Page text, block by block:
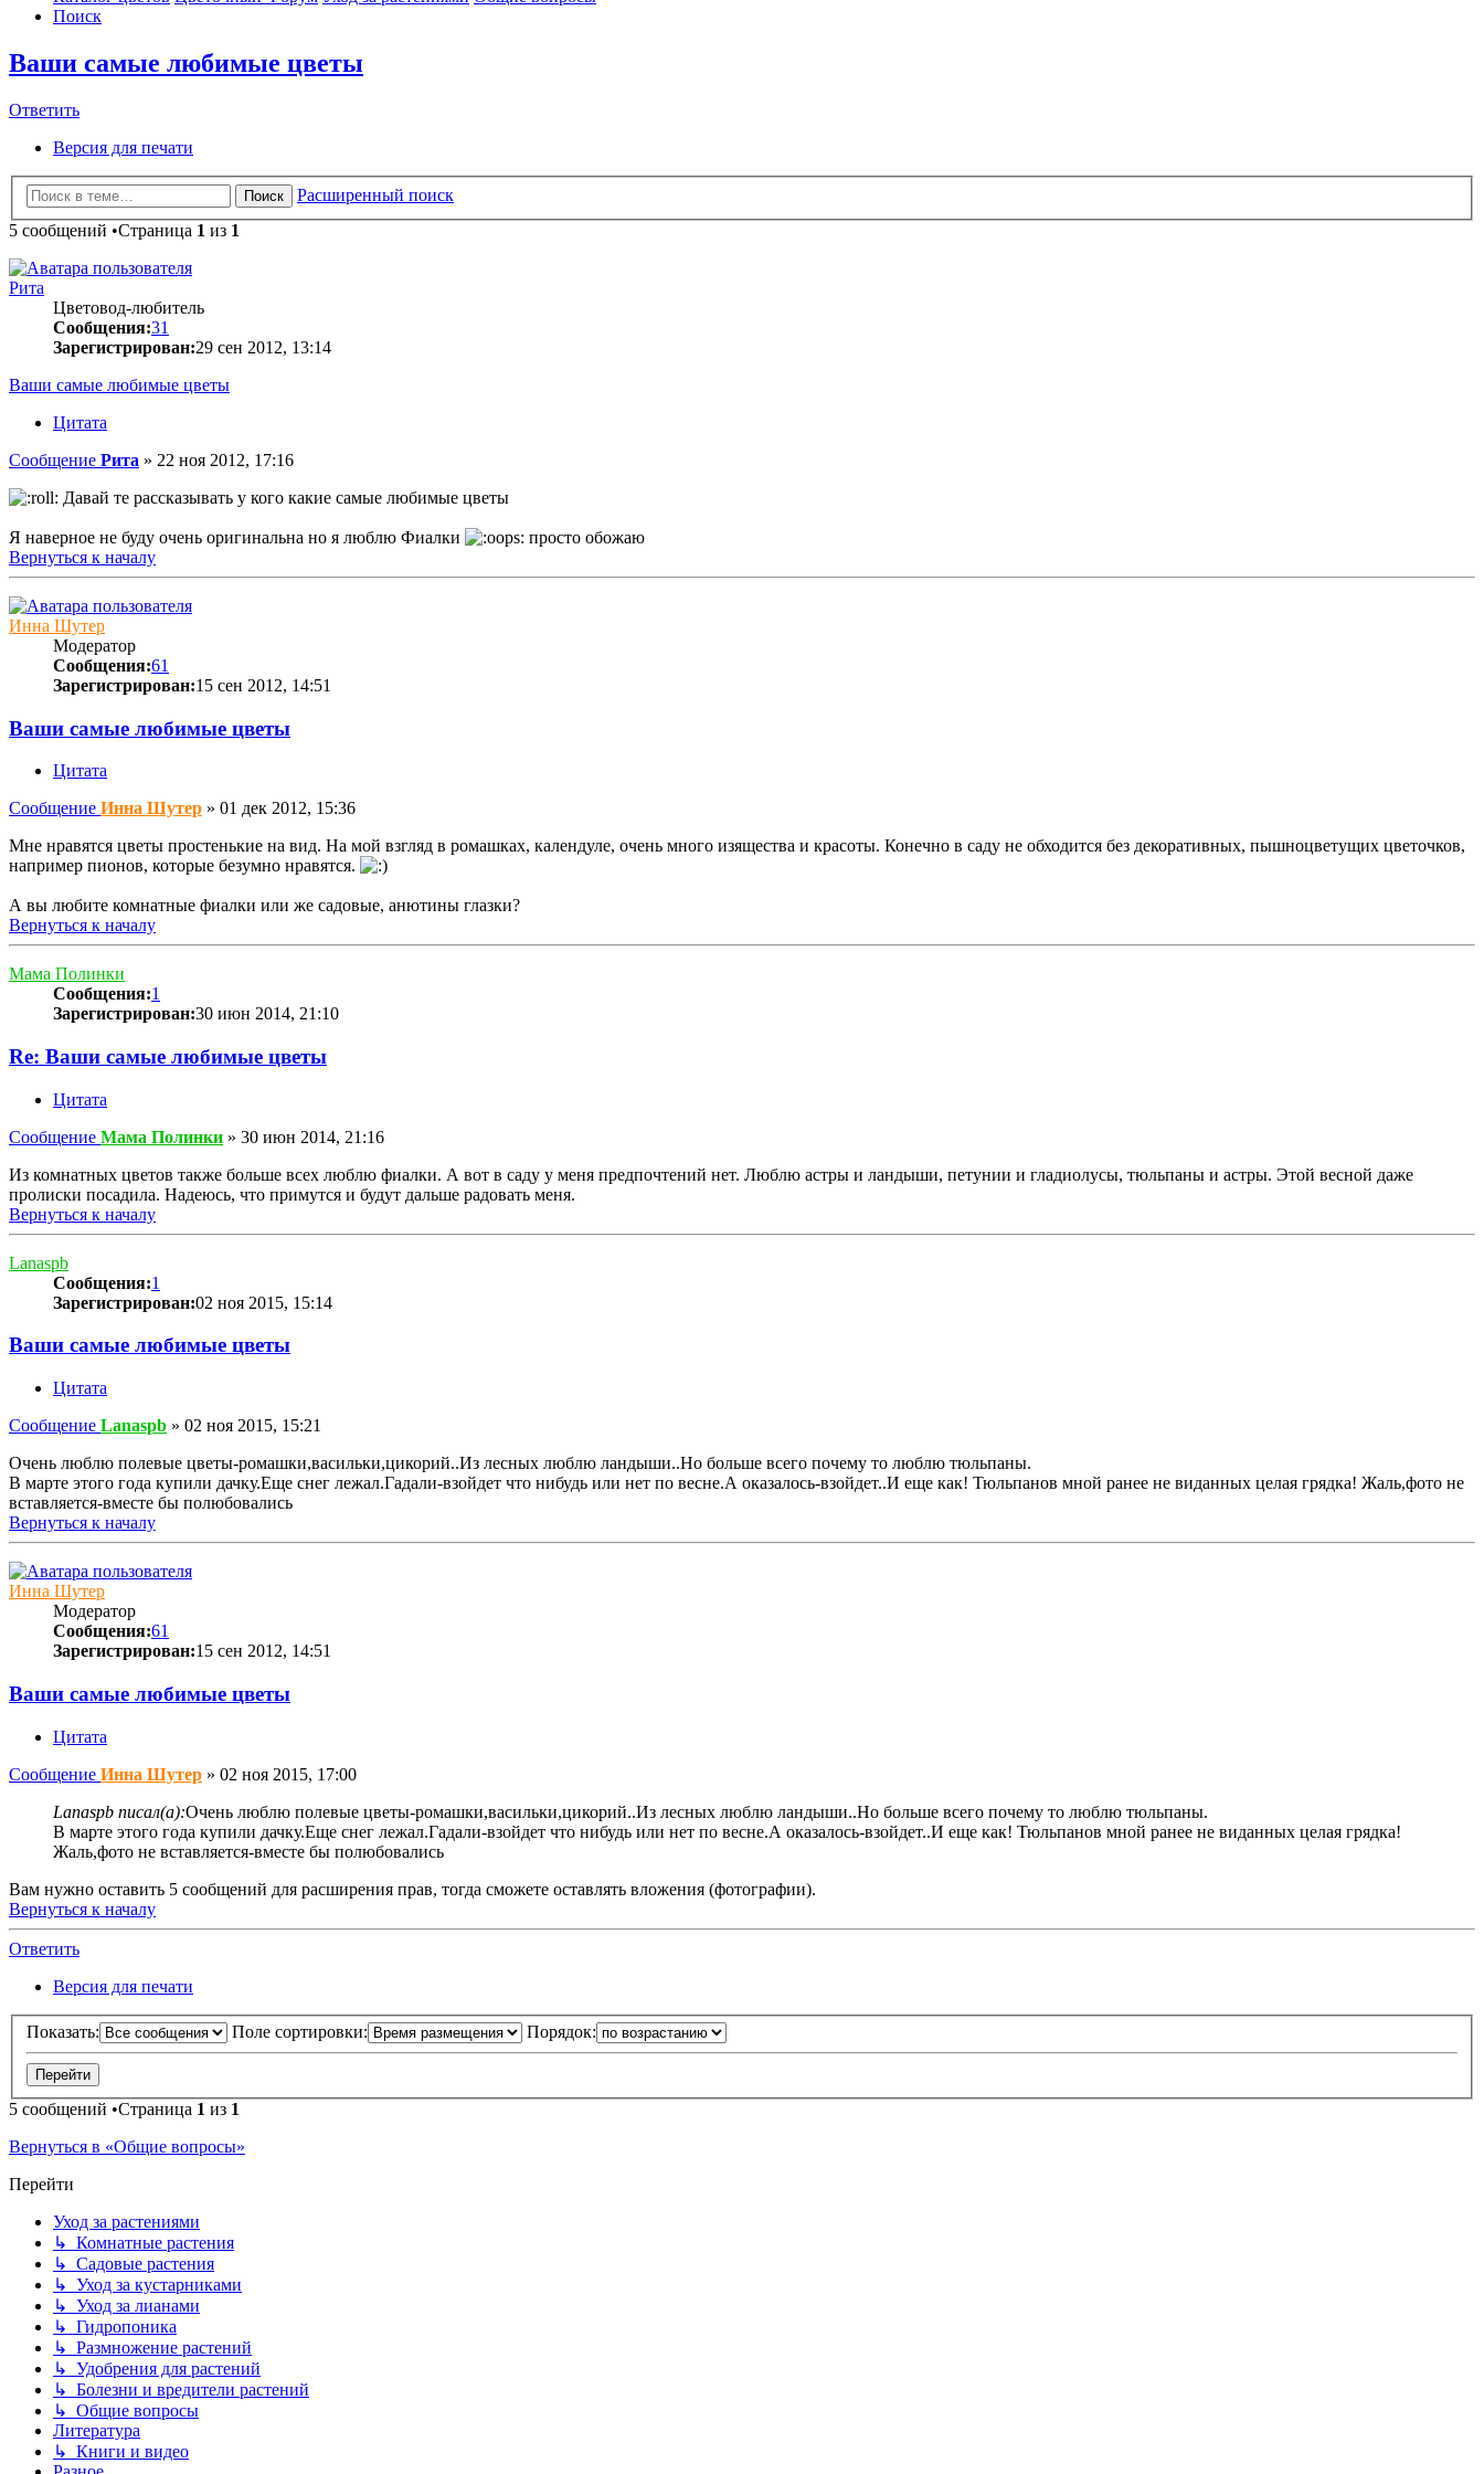
Поиск
Ваши самые любимые цветы
Ответить
Версия для печати
Поиск
Расширенный поиск
5 сообщений •Страница 1 из 1
Рита
Цветовод-любитель
Сообщения:31
Зарегистрирован:29 сен 2012, 13:14
Ваши самые любимые цветы
Цитата
Сообщение Рита » 22 ноя 2012, 17:16
Давай те рассказывать у кого какие самые любимые цветы
Я наверное не буду очень оригинальна но я люблю Фиалки
просто обожаю
Вернуться к началу
Инна Шутер
Модератор
Сообщения:61
Зарегистрирован:15 сен 2012, 14:51
Ваши самые любимые цветы
Цитата
Сообщение Инна Шутер » 01 дек 2012, 15:36
Мне нравятся цветы простенькие на вид. На мой взгляд в ромашках, календуле, очень много изящества и красоты. Конечно в саду не обходится без декоративных, пышноцветущих цветочков,
например пионов, которые безумно нравятся.
А вы любите комнатные фиалки или же садовые, анютины глазки?
Вернуться к началу
Мама Полинки
Сообщения:1
Зарегистрирован:30 июн 2014, 21:10
Re: Ваши самые любимые цветы
Цитата
Сообщение Мама Полинки » 30 июн 2014, 21:16
Из комнатных цветов также больше всех люблю фиалки. А вот в саду у меня предпочтений нет. Люблю астры и ландыши, петунии и гладиолусы, тюльпаны и астры. Этой весной даже
пролиски посадила. Надеюсь, что примутся и будут дальше радовать меня.
Вернуться к началу
Lanaspb
Сообщения:1
Зарегистрирован:02 ноя 2015, 15:14
Ваши самые любимые цветы
Цитата
Сообщение Lanaspb » 02 ноя 2015, 15:21
Очень люблю полевые цветы-ромашки,васильки,цикорий..Из лесных люблю ландыши..Но больше всего почему то люблю тюльпаны.
В марте этого года купили дачку.Еще снег лежал.Гадали-взойдет что нибудь или нет по весне.А оказалось-взойдет..И еще как! Тюльпанов мной ранее не виданных целая грядка! Жаль,фото не
вставляется-вместе бы полюбовались
Вернуться к началу
Инна Шутер
Модератор
Сообщения:61
Зарегистрирован:15 сен 2012, 14:51
Ваши самые любимые цветы
Цитата
Сообщение Инна Шутер » 02 ноя 2015, 17:00
Lanaspb писал(а):Очень люблю полевые цветы-ромашки,васильки,цикорий..Из лесных люблю ландыши..Но больше всего почему то люблю тюльпаны.
В марте этого года купили дачку.Еще снег лежал.Гадали-взойдет что нибудь или нет по весне.А оказалось-взойдет..И еще как! Тюльпанов мной ранее не виданных целая грядка!
Жаль,фото не вставляется-вместе бы полюбовались
Вам нужно оставить 5 сообщений для расширения прав, тогда сможете оставлять вложения (фотографии).
Вернуться к началу
Ответить
Версия для печати
Показать: Поле сортировки: Порядок:
5 сообщений •Страница 1 из 1
Вернуться в «Общие вопросы»
Перейти
Уход за растениями
↳ Комнатные растения
↳ Садовые растения
↳ Уход за кустарниками
↳ Уход за лианами
↳ Гидропоника
↳ Размножение растений
↳ Удобрения для растений
↳ Болезни и вредители растений
↳ Общие вопросы
Литература
↳ Книги и видео